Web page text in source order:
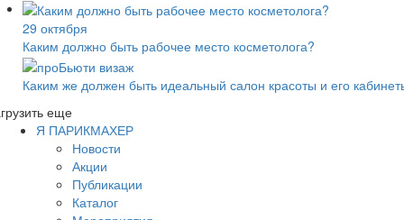
29 октября
Каким должно быть рабочее место косметолога?
Каким же должен быть идеальный салон красоты и его
еще
Я ПАРИКМАХЕР
Новости
Акции
Публикации
Каталог